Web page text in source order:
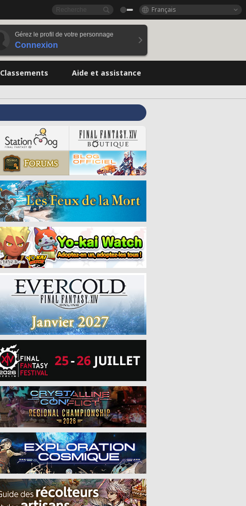
Français
Gérez le profil de votre personnage
Connexion
Classements Aide et assistance